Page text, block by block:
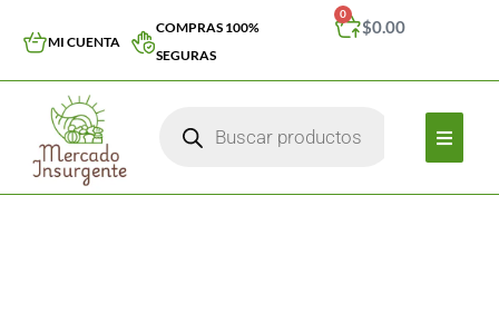
MI CUENTA
COMPRAS 100%
SEGURAS
$0.00
0